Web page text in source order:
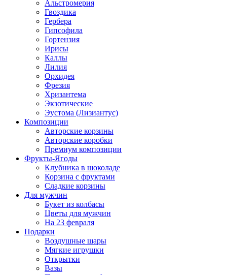
Альстромерия
Гвоздика
Гербера
Гипсофила
Гортензия
Ирисы
Каллы
Лилия
Орхидея
Фрезия
Хризантема
Экзотические
Эустома (Лизиантус)
Композиции
Авторские корзины
Авторские коробки
Премиум композиции
Фрукты-Ягоды
Клубника в шоколаде
Корзина с фруктами
Сладкие корзины
Для мужчин
Букет из колбасы
Цветы для мужчин
На 23 февраля
Подарки
Воздушные шары
Мягкие игрушки
Открытки
Вазы